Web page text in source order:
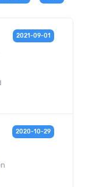
2021-09-01
2020-10-29